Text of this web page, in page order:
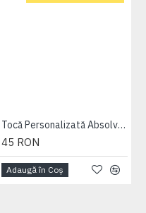
Tocă Personalizată Absolvire neagra cu bentita alba + esarfa
45 RON
Adaugă în Coş